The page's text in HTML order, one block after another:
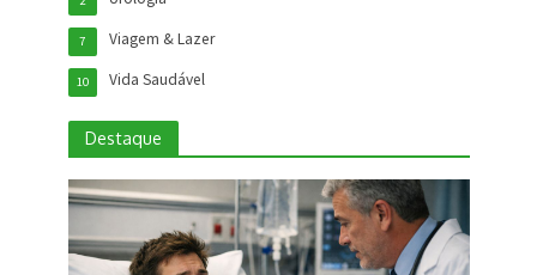
Viagem & Lazer
7
Vida Saudável
10
Destaque